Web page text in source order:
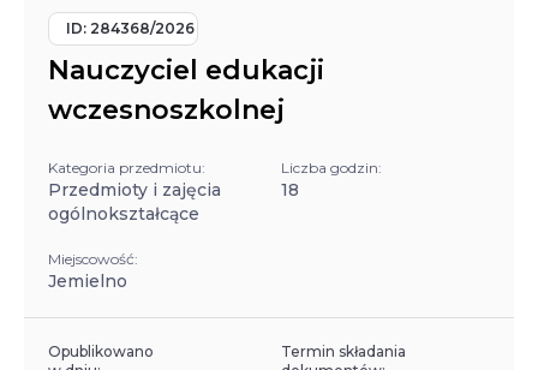
ID: 284368/2026
Nauczyciel edukacji
wczesnoszkolnej
Kategoria przedmiotu:
Przedmioty i zajęcia
ogólnokształcące
Liczba godzin:
18
Miejscowość:
Jemielno
Opublikowano
Termin składania